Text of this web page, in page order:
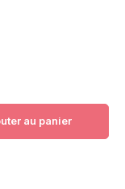
ou utilisez les boutons
au panier